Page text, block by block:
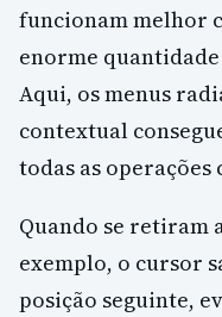
funcionam melhor
enorme
Aqui, os menus
contextual
todas as
Quando se retiram
exemplo, o cursor
posição seguinte,